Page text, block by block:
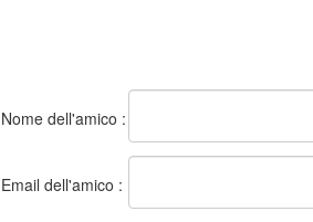
Nome dell'amico :
Email dell'amico :